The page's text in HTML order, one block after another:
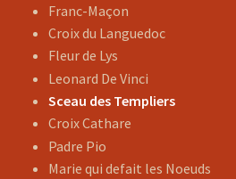
Franc-Maçon
Croix du Languedoc
Fleur de Lys
Leonard De Vinci
Sceau des Templiers
Croix Cathare
Padre Pio
Marie qui defait les Noeuds